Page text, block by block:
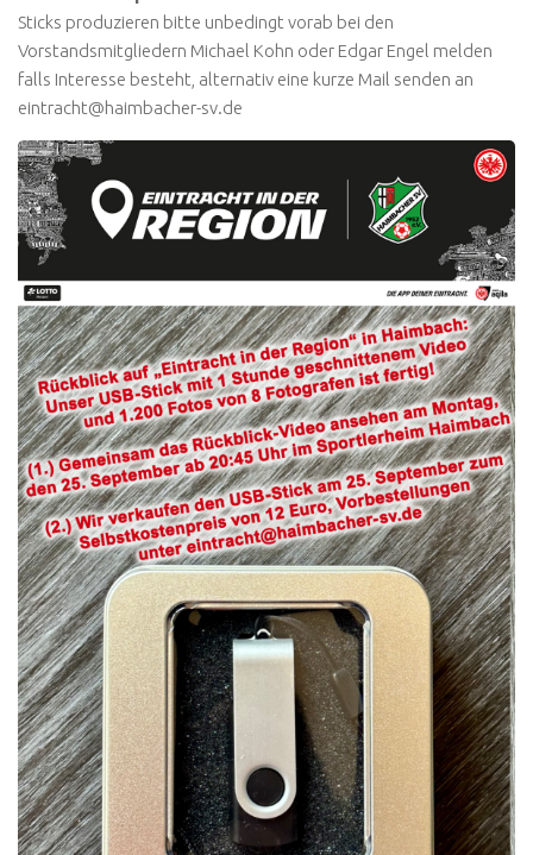
Sticks produzieren bitte unbedingt vorab bei den
Vorstandsmitgliedern Michael Kohn oder Edgar Engel melden
falls Interesse besteht, alternativ eine kurze Mail senden an
eintracht@haimbacher-sv.de